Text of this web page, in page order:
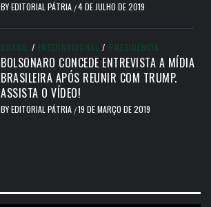
BYEDITORIAL PÁTRIA /4 DE JULHO DE 2019
BRASIL / INTERNACIONAL / PRESIDÊNCIA
BOLSONARO CONCEDE ENTREVISTA A MÍDIA
BRASILEIRA APÓS REUNIR COM TRUMP.
ASSISTA O VÍDEO!
BYEDITORIAL PÁTRIA /19 DE MARÇO DE 2019